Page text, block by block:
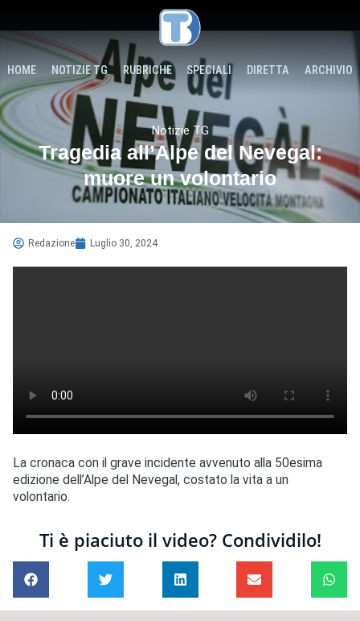
HOME NOTIZIE TG RUBRICHE SPECIALI DIRETTA ARCHIVIO
Notizie TG
Tragedia all’Alpe del Nevegal:
muore un volontario
Redazione Luglio 30, 2024
La cronaca con il grave incidente avvenuto alla 50esima
edizione dell’Alpe del Nevegal, costato la vita a un
volontario.
Ti è piaciuto il video? Condividilo!